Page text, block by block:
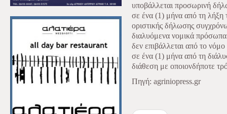
υποβάλλεται προσωρινή
σε ένα (1) μήνα από τη λήξη
οριστικής δήλωσης
διαλυόμενα νομικά πρόσωπα
δεν επιβάλλεται από το
σε ένα (1) μήνα από τη
διάθεση με οποιονδήποτε
Πηγή: agriniopress.gr